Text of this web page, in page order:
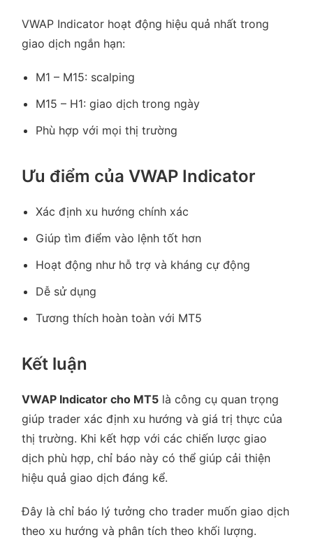
VWAP Indicator hoạt động hiệu quả nhất trong
giao dịch ngắn hạn:
M1 – M15: scalping
M15 – H1: giao dịch trong ngày
Phù hợp với mọi thị trường
Ưu điểm của VWAP Indicator
Xác định xu hướng chính xác
Giúp tìm điểm vào lệnh tốt hơn
Hoạt động như hỗ trợ và kháng cự động
Dễ sử dụng
Tương thích hoàn toàn với MT5
Kết luận
VWAP Indicator cho MT5 là công cụ quan trọng
giúp trader xác định xu hướng và giá trị thực của
thị trường. Khi kết hợp với các chiến lược giao
dịch phù hợp, chỉ báo này có thể giúp cải thiện
hiệu quả giao dịch đáng kể.
Đây là chỉ báo lý tưởng cho trader muốn giao dịch
theo xu hướng và phân tích theo khối lượng.